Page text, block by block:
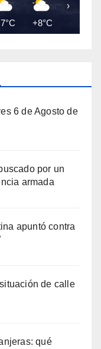
+8°C
›
6 de Agosto de
por un
armada
apuntó contra
de calle
qué